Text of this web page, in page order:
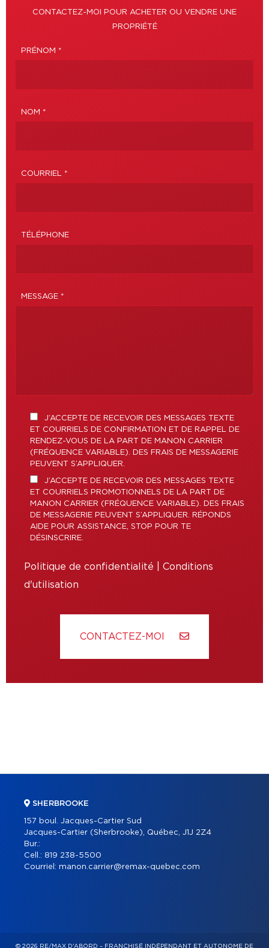
CONTACTEZ-MOI POUR ACHETER OU VENDRE UNE
PROPRIÉTÉ
PRÉNOM *
NOM *
COURRIEL *
TÉLÉPHONE
MESSAGE *
J’ACCEPTE DE RECEVOIR DES MESSAGES TEXTE
ET COURRIELS DE CONFIRMATION ET DE RAPPEL DE
RENDEZ-VOUS DE LA PART DE MANON CARRIER
(FRÉQUENCE VARIABLE). DES FRAIS DE MESSAGERIE
PEUVENT S’APPLIQUER.
J’ACCEPTE DE RECEVOIR DES MESSAGES TEXTE
ET COURRIELS PROMOTIONNELS DE LA PART DE
MANON CARRIER (FRÉQUENCE VARIABLE). DES FRAIS
DE MESSAGERIE PEUVENT S’APPLIQUER. RÉPONDS
AIDE POUR ASSISTANCE, STOP POUR TE
DÉSINSCRIRE.
Politique de confidentialité
Conditions
d'utilisation
CONTACTEZ-MOI
SHERBROOKE
157 boul. Jacques-Cartier Sud
Jacques-Cartier (Sherbrooke), Québec, J1J 2Z4
Bur.:
Cell.: 819 238-5500
Courriel: manon.carrier@remax-quebec.com
© 2026 RE/MAX D'ABORD – FRANCHISÉ INDÉPENDANT ET AUTONOME DE